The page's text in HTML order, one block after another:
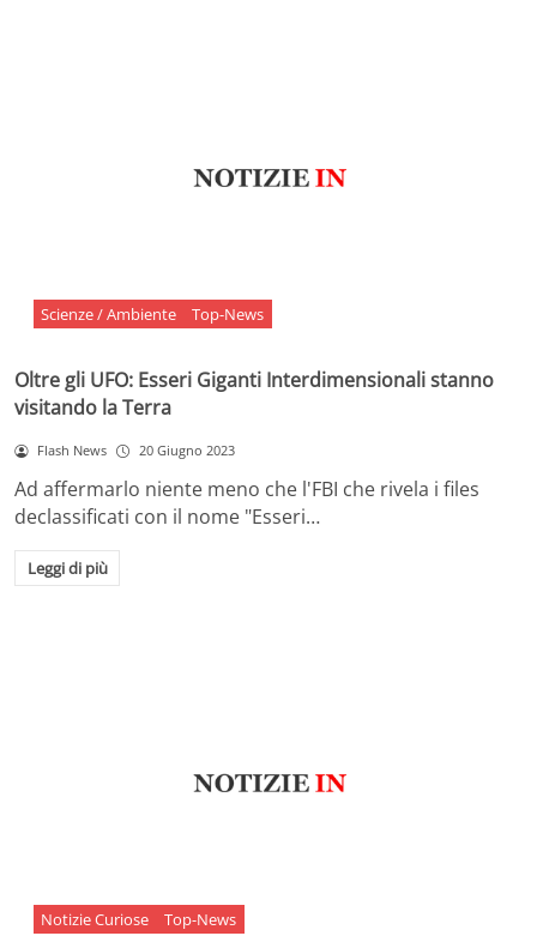
Scienze / Ambiente Top-News
Oltre gli UFO: Esseri Giganti Interdimensionali stanno
visitando la Terra
Flash News 20 Giugno 2023
Ad affermarlo niente meno che l'FBI che rivela i files
declassificati con il nome "Esseri…
Leggi di più
Notizie Curiose Top-News